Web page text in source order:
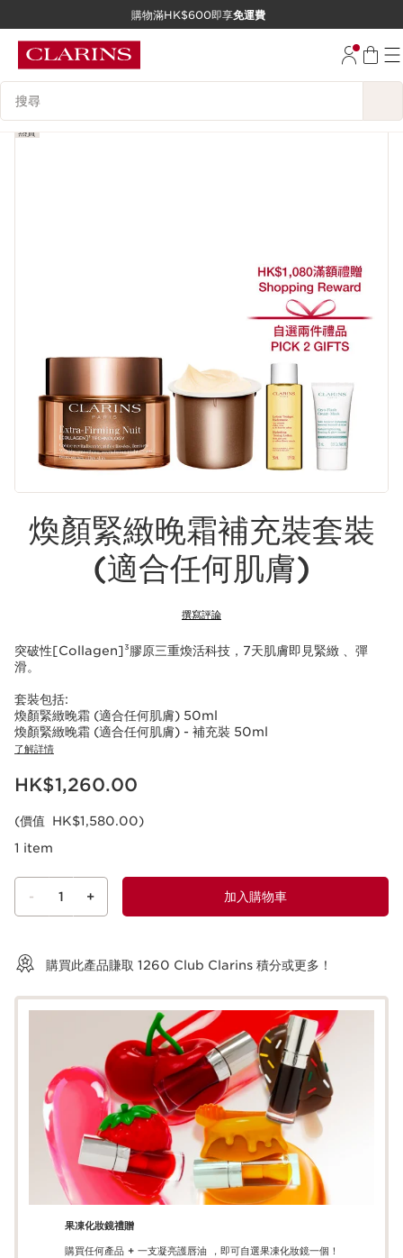
跳至內容
購物滿HK$600即享免運費
搜尋內容說明
熱賣
煥顏緊緻晚霜補充裝套裝
(適合任何肌膚)
撰寫評論
突破性[Collagen]³膠原三重煥活科技，7天肌膚即見緊緻 、彈
滑。
套裝包括:
煥顏緊緻晚霜 (適合任何肌膚) 50ml
煥顏緊緻晚霜 (適合任何肌膚) - 補充裝 50ml
了解詳情
現在價格HK$1,260.00
HK$1,260.00
(價值 HK$1,580.00)
1 item
- 1 + 加入購物車
購買此產品賺取 1260 Club Clarins 積分或更多！
果凍化妝鏡禮贈
購買任何產品 + 一支凝亮護唇油 ，即可自選果凍化妝鏡一個！